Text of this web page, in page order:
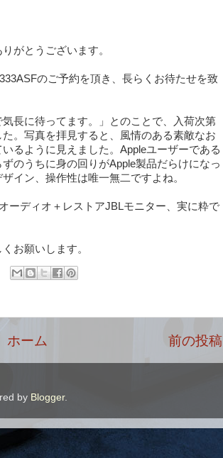
がとうございます。
のご予約を頂き、長らくお待たせを致
気長に待ってます。」とのことで、入荷次第
。写真を拝見すると、風情のある素敵なお
るように見えました。Appleユーザーである
のうちに身の回りがApple製品だらけになっ
イン、操作性は唯一無二ですよね。
ーディオ＋レストアJBLモニター、実に粋で
お願いします。
前の投稿
ホーム
by Blogger.